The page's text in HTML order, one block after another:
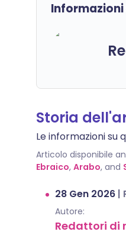
Storia
Le informazioni su
Articolo disponibile
Ebraico, Arabo, and
28 Gen 2026 |
Autore:
Redattori di